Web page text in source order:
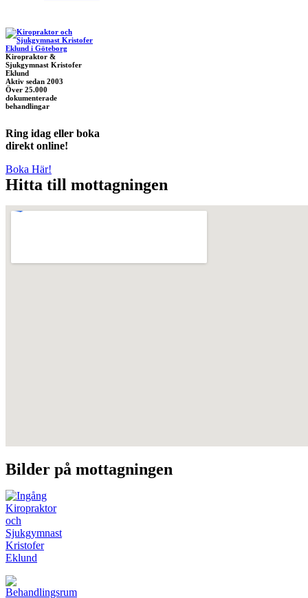
Kiropraktor &
Sjukgymnast Kristofer
Eklund
Aktiv sedan 2003
Över 25.000
dokumenterade
behandlingar
Ring idag eller boka
direkt online!
Boka Här!
Hitta till mottagningen
Bilder på mottagningen